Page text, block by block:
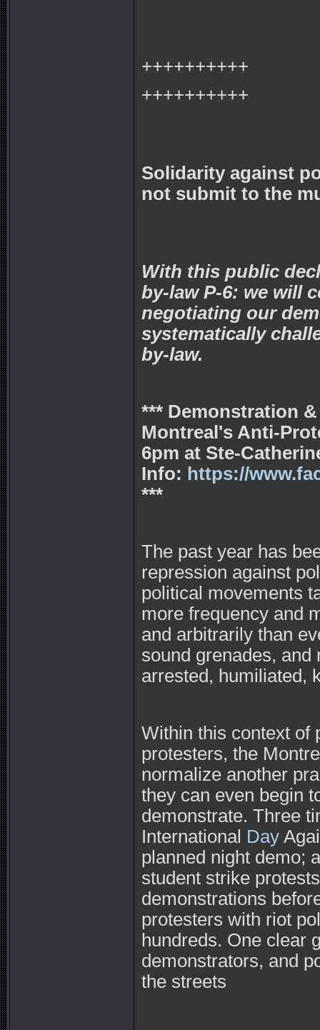
++++++++++
++++++++++
Solidarity against
not submit to the
With this public
by-law P-6: we will
negotiating our
systematically
by-law.
*** Demonstration
Montreal's Anti-
6pm at Ste-
Info: https://
***
The past year has
repression against
political movements
more frequency and
and arbitrarily than
sound grenades,
arrested, humiliated,
Within this context of
protesters, the
normalize another
they can even begin
demonstrate. Three
International Day
planned night demo;
student strike
demonstrations
protesters with riot
hundreds. One clear
demonstrators, and
the streets